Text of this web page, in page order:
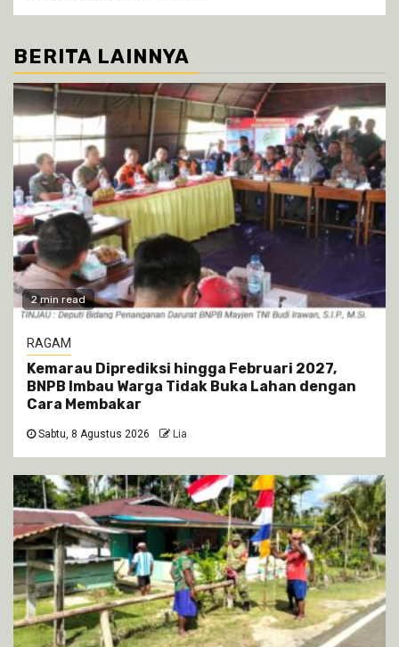
BERITA LAINNYA
2 min read
RAGAM
Kemarau Diprediksi hingga Februari 2027,
BNPB Imbau Warga Tidak Buka Lahan dengan
Cara Membakar
Sabtu, 8 Agustus 2026 Lia